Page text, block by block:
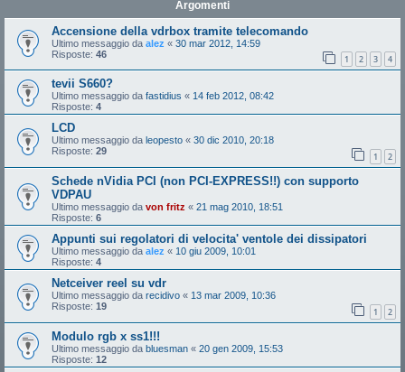
Argomenti
Accensione della vdrbox tramite telecomando
Ultimo messaggio da alez « 30 mar 2012, 14:59
Risposte: 46 1 2 3 4
tevii S660?
Ultimo messaggio da fastidius « 14 feb 2012, 08:42
Risposte: 4
LCD
Ultimo messaggio da leopesto « 30 dic 2010, 20:18
Risposte: 29 1 2
Schede nVidia PCI (non PCI-EXPRESS!!) con supporto
VDPAU
Ultimo messaggio da von fritz « 21 mag 2010, 18:51
Risposte: 6
Appunti sui regolatori di velocita' ventole dei dissipatori
Ultimo messaggio da alez « 10 giu 2009, 10:01
Risposte: 4
Netceiver reel su vdr
Ultimo messaggio da recidivo « 13 mar 2009, 10:36
Risposte: 19 1 2
Modulo rgb x ss1!!!
Ultimo messaggio da bluesman « 20 gen 2009, 15:53
Risposte: 12